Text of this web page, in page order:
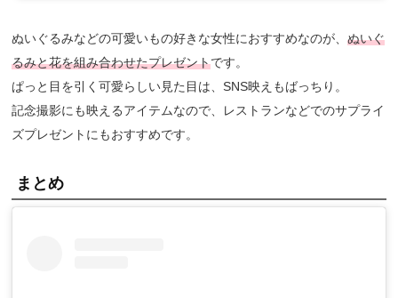
ぬいぐるみなどの可愛いもの好きな女性におすすめなのが、ぬいぐ
るみと花を組み合わせたプレゼントです。
ぱっと目を引く可愛らしい見た目は、SNS映えもばっちり。
記念撮影にも映えるアイテムなので、レストランなどでのサプライ
ズプレゼントにもおすすめです。
まとめ